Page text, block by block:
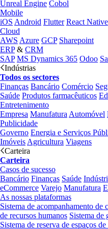
Unreal Engine Cobol
Mobile
iOS Android Flutter React Native
Cloud
AWS Azure GCP Sharepoint
ERP& CRM
SAP MS Dynamics 365 Odoo
Indústrias
Todos os sectores
Finanças Bancário Comércio
Saúde Produtos farmacêuticos
Entretenimento
Empresa Manufatura Automóvel
Publicidade
Governo Energia e Serviços
Imóveis Agricultura Viagens
Carteira
Carteira
Casos de sucesso
Bancário Finanças Saúde
eCommerce Varejo Manufatura
As nossas plataformas
Sistema de acompanhamento de
de recursos humanos Sistema de
Sistema de reserva de espaços